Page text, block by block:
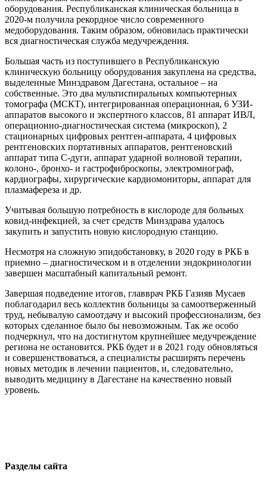
оборудования. Республиканская клиническая больница в
2020-м получила рекордное число современного
медоборудования. Таким образом, обновилась практически
вся диагностическая служба медучреждения.
Большая часть из поступившего в Республиканскую
клиническую больницу оборудования закуплена на средства,
выделенные Минздравом Дагестана, остальное – на
собственные. Это два мультиспиральных компьютерных
томографа (МСКТ), интегрированная операционная, 6 УЗИ-
аппаратов высокого и экспертного классов, 81 аппарат ИВЛ,
операционно-диагностическая система (микроскоп), 2
стационарных цифровых рентген-аппарата, 4 цифровых
рентгеновских портативных аппаратов, рентгеновский
аппарат типа С-дуги, аппарат ударной волновой терапии,
колоно-, бронхо- и гастрофиброскопы, электромиограф,
кардиографы, хирургические кардиомониторы, аппарат для
плазмафереза и др.
Учитывая большую потребность в кислороде для больных
ковид-инфекцией, за счет средств Минздрава удалось
закупить и запустить новую кислородную станцию.
Несмотря на сложную эпидобстановку, в 2020 году в РКБ в
приемно – диагностическом и в отделении эндокринологии
завершен масштабный капитальный ремонт.
Завершая подведение итогов, главврач РКБ Газияв Мусаев
поблагодарил весь коллектив больницы за самоотверженный
труд, небывалую самоотдачу и высокий профессионализм, без
которых сделанное было бы невозможным. Так же особо
подчеркнул, что на достигнутом крупнейшее медучреждение
региона не остановится. РКБ будет и в 2021 году обновляться
и совершенствоваться, а специалисты расширять перечень
новых методик в лечении пациентов, и, следовательно,
выводить медицину в Дагестане на качественно новый
уровень.
Разделы сайта